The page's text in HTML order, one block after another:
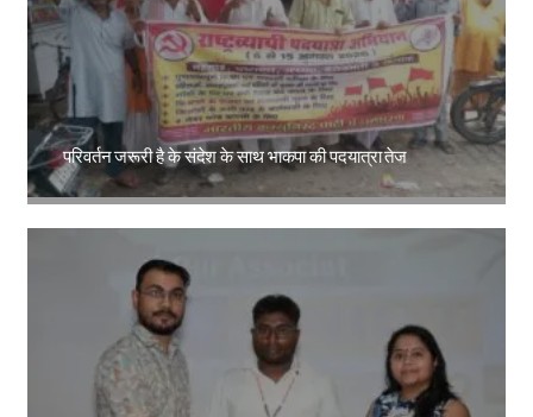
परिवर्तन जरूरी है के संदेश के साथ भाकपा की पदयात्रा तेज
Amit Lekh